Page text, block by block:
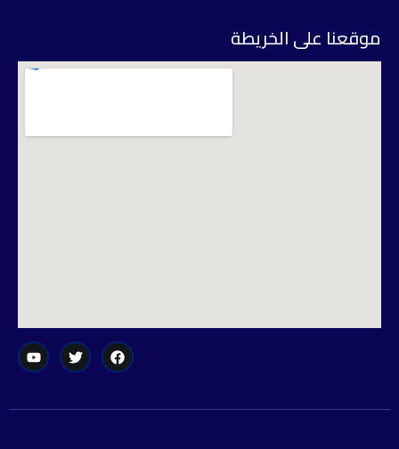
موقعنا على الخريطة